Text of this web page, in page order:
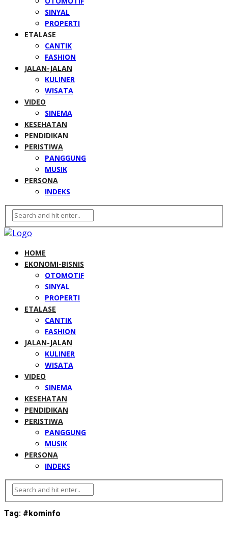
SINYAL
PROPERTI
ETALASE
CANTIK
FASHION
JALAN-JALAN
KULINER
WISATA
VIDEO
SINEMA
KESEHATAN
PENDIDIKAN
PERISTIWA
PANGGUNG
MUSIK
PERSONA
INDEKS
HOME
EKONOMI-BISNIS
OTOMOTIF
SINYAL
PROPERTI
ETALASE
CANTIK
FASHION
JALAN-JALAN
KULINER
WISATA
VIDEO
SINEMA
KESEHATAN
PENDIDIKAN
PERISTIWA
PANGGUNG
MUSIK
PERSONA
INDEKS
Tag: #kominfo